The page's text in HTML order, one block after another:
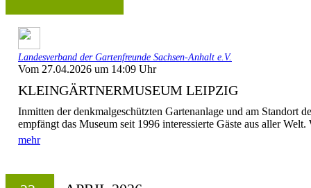
Landesverband der Gartenfreunde Sachsen-Anhalt e.V.
Vom 27.04.2026 um 14:09 Uhr
KLEINGÄRTNERMUSEUM LEIPZIG
Inmitten der denkmalgeschützten Gartenanlage und am Standort
empfängt das Museum seit 1996 interessierte Gäste aus aller
mehr